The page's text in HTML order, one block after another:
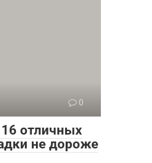
0
отличных
не дороже